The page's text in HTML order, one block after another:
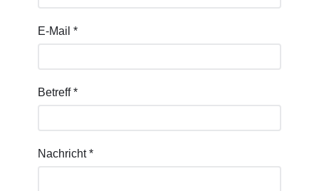
E-Mail *
Betreff*
Nachricht*